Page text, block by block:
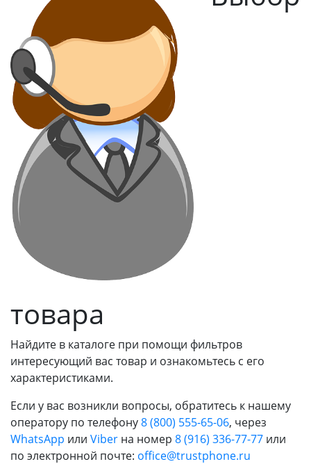
товара
Найдите в каталоге при помощи фильтров
интересующий вас товар и ознакомьтесь с его
характеристиками.
Если у вас возникли вопросы, обратитесь к нашему
оператору по телефону8 (800) 555-65-06, через
WhatsApp или Viber на номер 8 (916) 336-77-77 или
по электронной почте: office@trustphone.ru